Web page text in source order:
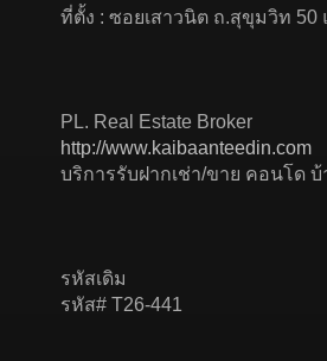
ที่ตั้ง : ซอยเสาวนิต ถ.สุขุมวิท 50
PL. Real Estate Broker
http://www.kaibaanteedin.com
บริการรับฝากเช่า/ขาย คอนโด
รหัสเดิม
รหัส# T26-441